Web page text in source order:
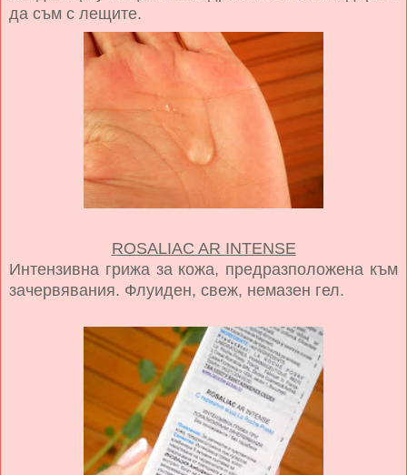
да съм с лещите.
ROSALIAC AR INTENSE
Интензивна грижа за кожа, предразположена към
зачервявания. Флуиден, свеж, немазен гел.